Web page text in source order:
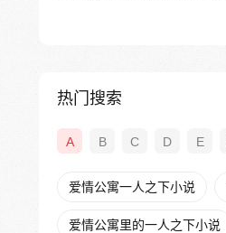
热门搜索
A B C D E
爱情公寓一人之下小说
爱情公寓里的一人之下小说